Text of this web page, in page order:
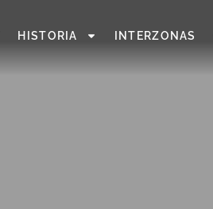
HISTORIA INTERZONAS